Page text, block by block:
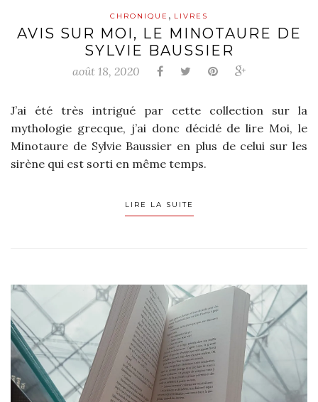
CHRONIQUE , LIVRES
AVIS SUR MOI, LE MINOTAURE DE
SYLVIE BAUSSIER
août 18, 2020
J’ai été très intrigué par cette collection sur la
mythologie grecque, j’ai donc décidé de lire Moi, le
Minotaure de Sylvie Baussier en plus de celui sur les
sirène qui est sorti en même temps.
LIRE LA SUITE